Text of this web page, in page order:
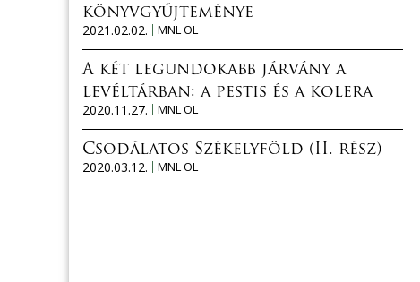
könyvgyűjteménye
2021.02.02.
MNL OL
A két legundokabb járvány a
levéltárban: a pestis és a kolera
2020.11.27.
MNL OL
Csodálatos Székelyföld (II. rész)
2020.03.12.
MNL OL